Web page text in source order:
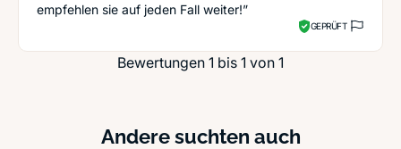
empfehlen sie auf jeden Fall weiter!”
GEPRÜFT
Bewertungen 1 bis 1 von 1
Andere suchten auch